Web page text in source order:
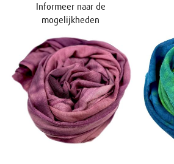
Informeer naar de
mogelijkheden